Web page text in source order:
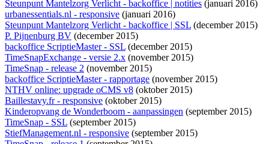
Steunpunt Mantelzorg Verlicht - backoffice | notities (januari 2016)
urbanessentials.nl - responsive (januari 2016)
Steunpunt Mantelzorg Verlicht - backoffice | SSL (december 2015)
P. Pijnenburg BV (december 2015)
backoffice ScriptieMaster - SSL (december 2015)
TimeSnapExchange - versie 2.x (november 2015)
TimeSnap - release 2 (november 2015)
backoffice ScriptieMaster - rapportage (november 2015)
NTHV online: upgrade oCMS v8 (oktober 2015)
Baillestavy.fr - responsive (oktober 2015)
Kinderopvang de Wonderboom - aanpassingen (september 2015)
TimeSnap - SSL (september 2015)
StiefManagement.nl - responsive (september 2015)